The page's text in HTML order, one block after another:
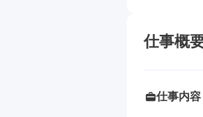
仕事概
仕事内容